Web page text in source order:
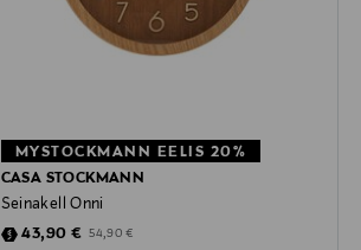
MYSTOCKMANN EELIS 20%
CASA STOCKMANN
Seinakell Onni
Discounted Price
43,90 € Original Price
54,90 €